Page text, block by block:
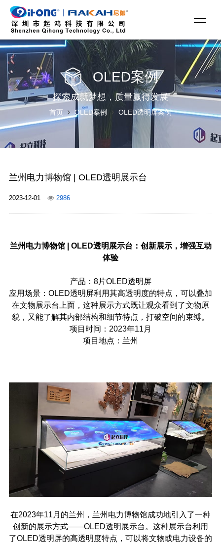
OLED案例
探索成就梦想，质量赢得发展
首页 OLED案例 OLED透明屏案例
兰州电力博物馆 | OLED透明展示台
2023-12-01 2986
兰州电力博物馆 | OLED透明展示台：创新展示，增强互动
体验
产品：8片OLED透明屏
应用场景：OLED透明屏利用其高透明度的特点，可以叠加
在文物展示台上面，这种展示方式既让观众看到了文物原
貌，又能了解其内部结构和细节特点，打破空间的束缚。
项目时间：2023年11月
项目地点：兰州
在2023年11月的兰州，兰州电力博物馆成功地引入了一种
创新的展示方式——OLED透明展示台。这种展示台利用
了OLED透明屏的高透明度特点，可以将文物或电力设备的